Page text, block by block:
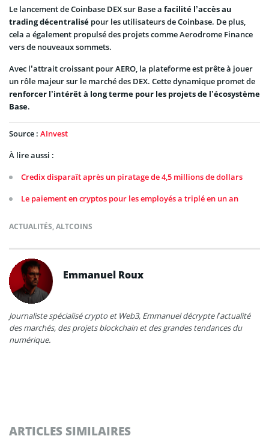
Le lancement de Coinbase DEX sur Base a facilité l’accès au
trading décentralisé pour les utilisateurs de Coinbase. De plus,
cela a également propulsé des projets comme Aerodrome Finance
vers de nouveaux sommets.
Avec l’attrait croissant pour AERO, la plateforme est prête à jouer
un rôle majeur sur le marché des DEX. Cette dynamique promet de
renforcer l’intérêt à long terme pour les projets de l’écosystème
Base.
Source : AInvest
À lire aussi :
Credix disparaît après un piratage de 4,5 millions de dollars
Le paiement en cryptos pour les employés a triplé en un an
ACTUALITÉS,ALTCOINS
Emmanuel Roux
Journaliste spécialisé crypto et Web3, Emmanuel décrypte l’actualité
des marchés, des projets blockchain et des grandes tendances du
numérique.
ARTICLES SIMILAIRES